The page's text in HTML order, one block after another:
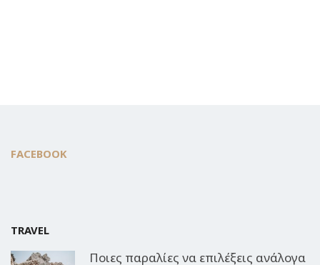
FACEBOOK
TRAVEL
Ποιες παραλίες να επιλέξεις ανάλογα